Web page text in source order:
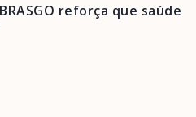
reforça que saúde